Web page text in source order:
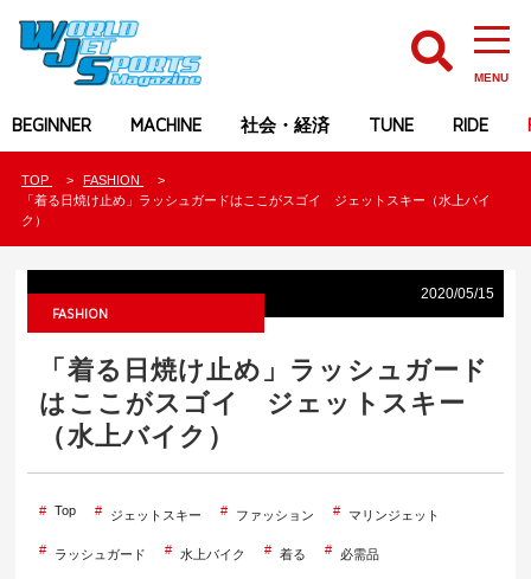
MENU
BEGINNER MACHINE 社会・経済 TUNE RIDE
TOP
FASHION
「着る日焼け止め」ラッシュガードはここがスゴイ ジェットスキー（水上バイ
ク）
2020/05/15
FASHION
「着る日焼け止め」ラッシュガード
はここがスゴイ ジェットスキー
（水上バイク）
Top ジェットスキー ファッション マリンジェット
ラッシュガード 水上バイク 着る 必需品